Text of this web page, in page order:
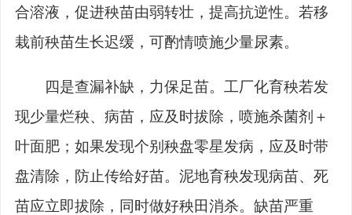
合溶液，促进秧苗由弱转壮，提高抗逆性。若移
栽前秧苗生长迟缓，可酌情喷施少量尿素。
四是查漏补缺，力保足苗。工厂化育秧若发
现少量烂秧、病苗，应及时拔除，喷施杀菌剂＋
叶面肥；如果发现个别秧盘零星发病，应及时带
盘清除，防止传给好苗。泥地育秧发现病苗、死
苗应立即拔除，同时做好秧田消杀。缺苗严重